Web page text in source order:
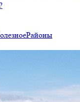
Районы